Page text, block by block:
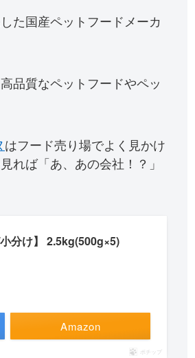
た国産ペットフードメーカ
品質なペットフードやペッ
はフード売り場でよく見かけ
れば「あ、あの会社！？」
分け】 2.5kg(500g×5)
Amazon
ポチップ